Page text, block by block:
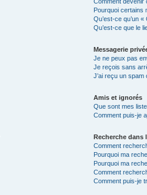
Pourquoi certains
Qu’est-ce qu’un
Qu’est-ce que le
Messagerie
Je ne peux pas
Je reçois sans
J’ai reçu un spam
Amis et ignorés
Que sont mes
Comment puis-je
Recherche dans
Comment
Pourquoi ma
Pourquoi ma
Comment
Comment puis-je